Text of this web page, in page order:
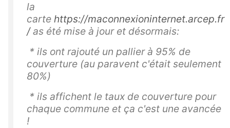
la
carte https://maconnexioninternet.arcep.fr
/as été mise à jour et désormais:
* ils ont rajouté un pallier à 95% de
couverture (au paravent c'était seulement
80%)
* ils affichent le taux de couverture pour
chaque commune et ça c'est une avancée
!